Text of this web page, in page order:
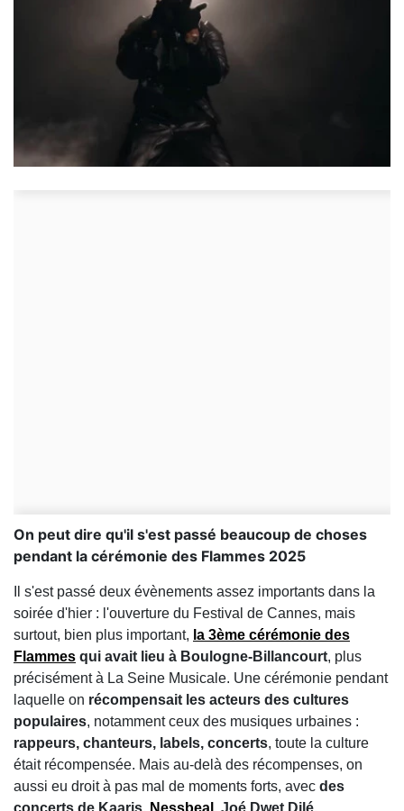
On peut dire qu'il s'est passé beaucoup de choses
pendant la cérémonie des Flammes 2025
Il s'est passé deux évènements assez importants dans la
soirée d'hier : l'ouverture du Festival de Cannes, mais
surtout, bien plus important, la 3ème cérémonie des
Flammes qui avait lieu à Boulogne-Billancourt, plus
précisément à La Seine Musicale. Une cérémonie pendant
laquelle on récompensait les acteurs des cultures
populaires, notamment ceux des musiques urbaines :
rappeurs, chanteurs, labels, concerts, toute la culture
était récompensée. Mais au-delà des récompenses, on
aussi eu droit à pas mal de moments forts, avec des